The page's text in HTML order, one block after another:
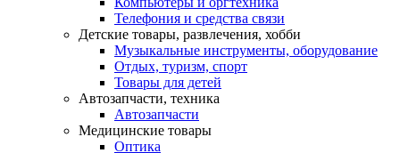
Телефония и средства связи
Детские товары, развлечения, хобби
Музыкальные инструменты, оборудование
Отдых, туризм, спорт
Товары для детей
Автозапчасти, техника
Автозапчасти
Медицинские товары
Оптика